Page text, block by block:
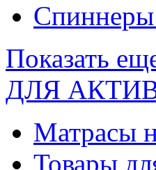
Спиннеры
Показать
ДЛЯ
Матрасы
Товары